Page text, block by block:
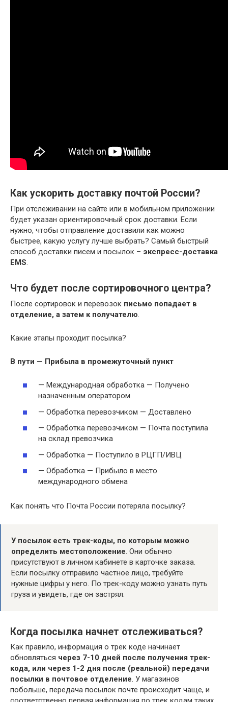
Как ускорить доставку почтой России?
При отслеживании на сайте или в мобильном приложении
будет указан ориентировочный срок доставки. Если
нужно, чтобы отправление доставили как можно
быстрее, какую услугу лучше выбрать? Самый быстрый
способ доставки писем и посылок – экспресс-доставка
EMS.
Что будет после сортировочного центра?
После сортировок и перевозок письмо попадает в
отделение, а затем к получателю.
Какие этапы проходит посылка?
В пути — Прибыла в промежуточный пункт
— Международная обработка — Получено
назначенным оператором
— Обработка перевозчиком — Доставлено
— Обработка перевозчиком — Почта поступила
на склад превозчика
— Обработка — Поступило в РЦГП/ИВЦ
— Обработка — Прибыло в место
международного обмена
Как понять что Почта России потеряла посылку?
У посылок есть трек-коды, по которым можно
определить местоположение. Они обычно
присутствуют в личном кабинете в карточке заказа.
Если посылку отправило частное лицо, требуйте
нужные цифры у него. По трек-коду можно узнать путь
груза и увидеть, где он застрял.
Когда посылка начнет отслеживаться?
Как правило, информация о трек коде начинает
обновляться через 7-10 дней после получения трек-
кода, или через 1-2 дня после (реальной) передачи
посылки в почтовое отделение. У магазинов
побольше, передача посылок почте происходит чаще, и